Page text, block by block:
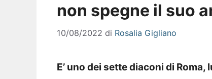
non spegne il suo
10/08/2022 di Rosalia Gigliano
E’ uno dei sette diaconi di